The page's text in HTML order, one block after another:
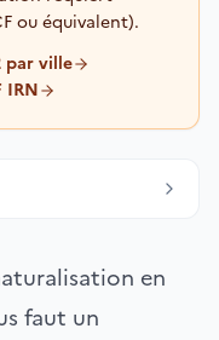
ou équivalent).
par ville
IRN
en
faut un